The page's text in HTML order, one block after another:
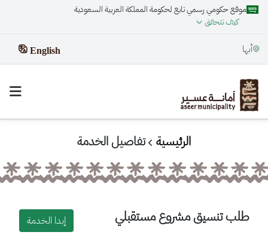
موقع حكومي رسمي تابع لحكومة المملكة العربية السعودية
كيف تتحقق
أبها English
الرئيسية تفاصيل الخدمة
طلب تنسيق مشروع مستقبلي
إبدا الخدمة